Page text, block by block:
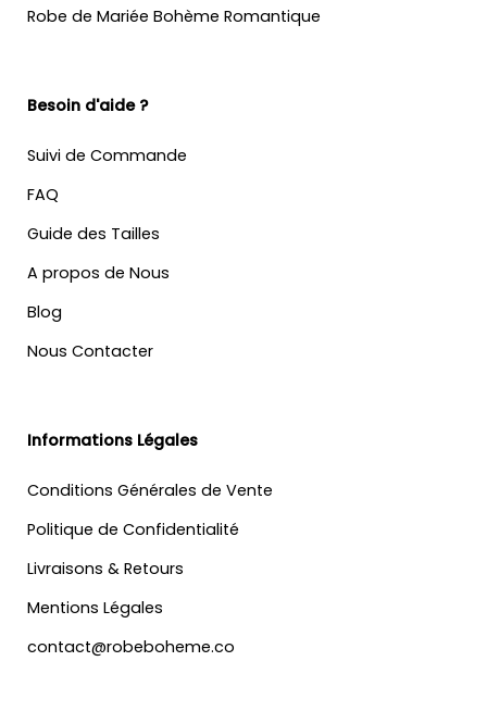
Robe de Mariée Bohème Romantique
Besoin d'aide ?
Suivi de Commande
FAQ
Guide des Tailles
A propos de Nous
Blog
Nous Contacter
Informations Légales
Conditions Générales de Vente
Politique de Confidentialité
Livraisons & Retours
Mentions Légales
contact@robeboheme.co